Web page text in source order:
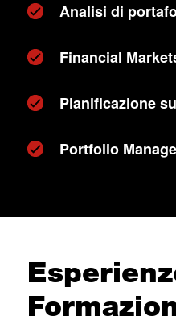
Analisi di
Financial
Pianificazione
Portfolio